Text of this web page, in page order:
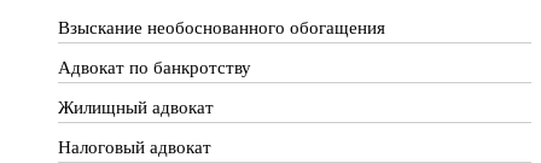
Взыскание необоснованного обогащения
Адвокат по банкротству
Жилищный адвокат
Налоговый адвокат